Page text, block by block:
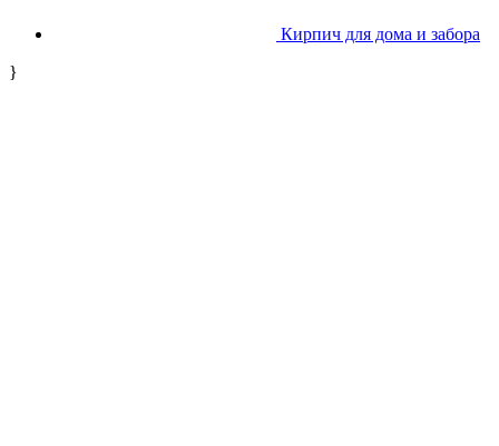
Кирпич для дома и забора
}